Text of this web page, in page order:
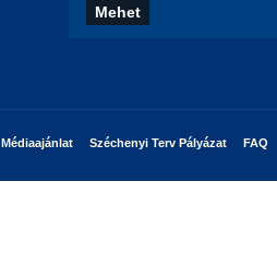
Médiaajánlat Széchenyi Terv Pályázat FAQ